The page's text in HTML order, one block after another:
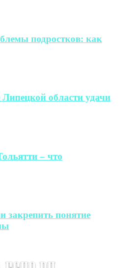
подростков: как
области удачи
– что
закрепить понятие